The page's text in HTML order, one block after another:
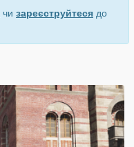
чи зареєструйтеся до